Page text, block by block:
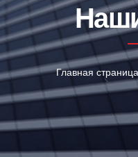
Главная страница